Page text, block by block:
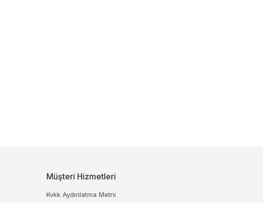
Müşteri Hizmetleri
Kvkk Aydınlatma Metni